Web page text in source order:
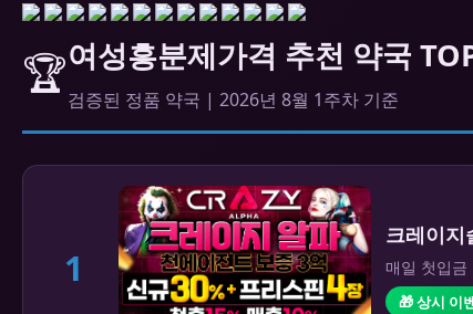
🏆여성흥분제가격 추천 약국
검증된 정품 약국 | 2026년 8월 1주차 기준
1
크레이지
매일 첫입
🎁 상시 이